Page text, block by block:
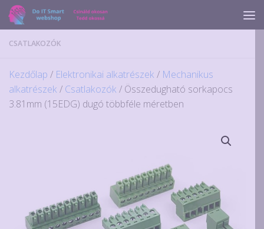
Skip to content
CSATLAKOZÓK
Kezdőlap / Elektronikai alkatrészek / Mechanikus
alkatrészek / Csatlakozók / Összedugható sorkapocs
3.81mm (15EDG) dugó többféle méretben